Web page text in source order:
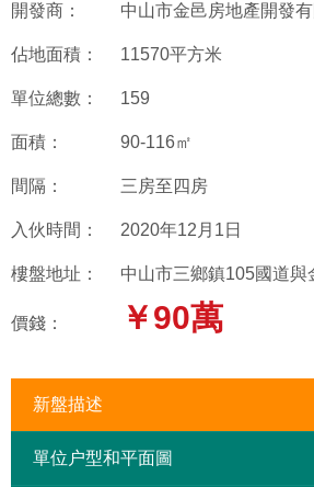
開發商： 中山市金邑房地產開發有
佔地面積： 11570平方米
單位總數： 159
面積： 90-116㎡
間隔： 三房至四房
入伙時間： 2020年12月1日
樓盤地址： 中山市三鄉鎮105國道與
價錢： ￥90萬
新盤描述
單位户型和平面圖